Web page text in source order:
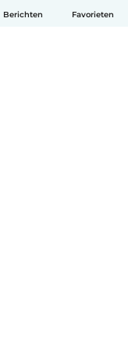
Berichten Favorieten